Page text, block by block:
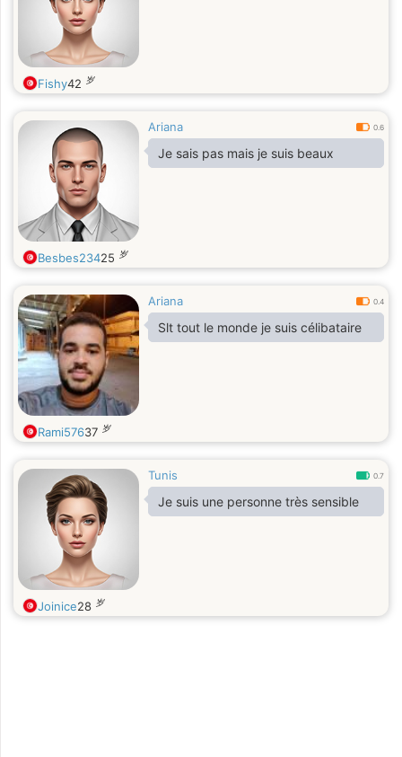
Fishy42 岁
Ariana 0.6
Je sais pas mais je suis beaux
Besbes23425 岁
Ariana 0.4
Slt tout le monde je suis célibataire
Rami57637 岁
Tunis 0.7
Je suis une personne très sensible
Joinice28 岁